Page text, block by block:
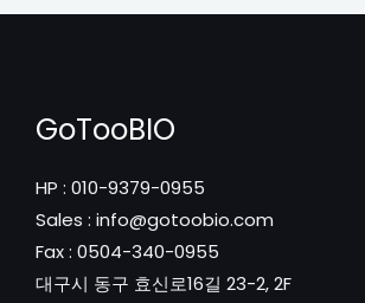
GoTooBIO
HP : 010-9379-0955
Sales : info@gotoobio.com
Fax : 0504-340-0955
대구시 동구 효신로16길 23-2, 2F